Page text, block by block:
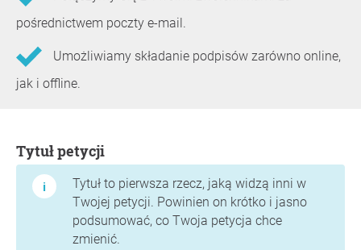
pośrednictwem poczty e-mail.
Umożliwiamy składanie podpisów zarówno online,
jak i offline.
Tytuł petycji
Tytuł to pierwsza rzecz, jaką widzą inni w
Twojej petycji. Powinien on krótko i jasno
podsumować, co Twoja petycja chce
zmienić.